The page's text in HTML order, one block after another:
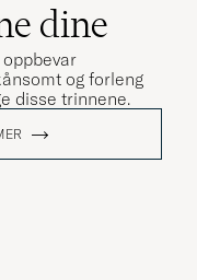
dine
og forleng
disse trinnene.